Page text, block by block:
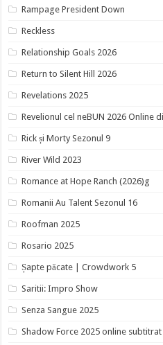
Rampage President Down
Reckless
Relationship Goals 2026
Return to Silent Hill 2026
Revelations 2025
Revelionul cel neBUN 2026 Online
Rick și Morty Sezonul 9
River Wild 2023
Romance at Hope Ranch (2026)g
Romanii Au Talent Sezonul 16
Roofman 2025
Rosario 2025
Șapte păcate | Crowdwork 5
Saritii: Impro Show
Senza Sangue 2025
Shadow Force 2025 online subtitrat